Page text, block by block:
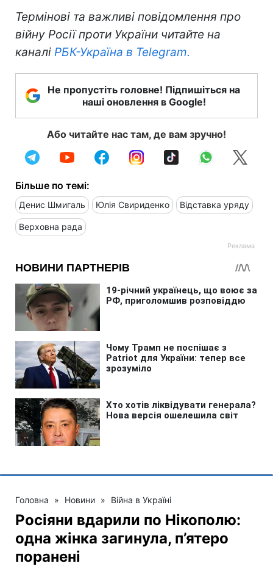
Термінові та важливі повідомлення про
війну Росії проти України читайте на
каналі РБК-Україна в Telegram.
Не пропустіть головне! Підпишіться на
наші оновлення в Google!
Або читайте нас там, де вам зручно!
Більше по темі:
Денис Шмигаль Юлія Свириденко Відставка уряду
Верховна рада
Головна » Новини » Війна в Україні
Росіяни вдарили по Нікополю:
одна жінка загинула, п’ятеро
поранені